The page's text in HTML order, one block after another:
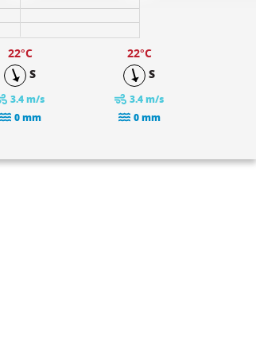
22°C
S
3.4 m/s
0 mm
22°C
S
3.4 m/s
0 mm